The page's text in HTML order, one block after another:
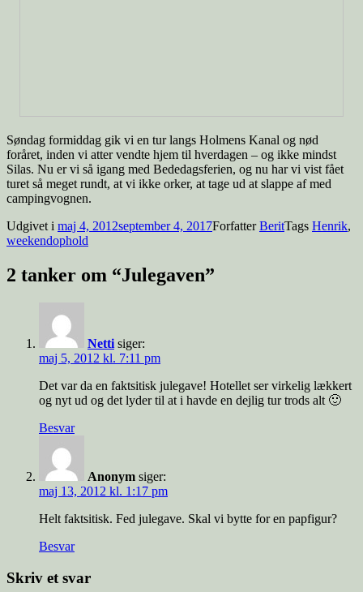
Søndag formiddag gik vi en tur langs Holmens Kanal og nød
foråret, inden vi atter vendte hjem til hverdagen – og ikke mindst
Silas. Nu er vi så igang med Bededagsferien, og nu har vi vist fået
turet så meget rundt, at vi ikke orker, at tage ud at slappe af med
campingvognen.
Udgivet i maj 4, 2012september 4, 2017ForfatterBeritTags Henrik,
weekendophold
2 tanker om “Julegaven”
Netti siger:
maj 5, 2012 kl. 7:11 pm
Det var da en faktsitisk julegave! Hotellet ser virkelig lækkert
og nyt ud og det lyder til at i havde en dejlig tur trods alt 🙂
Besvar
Anonym siger:
maj 13, 2012 kl. 1:17 pm
Helt faktsitisk. Fed julegave. Skal vi bytte for en papfigur?
Besvar
Skriv et svar